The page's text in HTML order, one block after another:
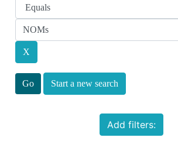
Start a new search
Add filters: